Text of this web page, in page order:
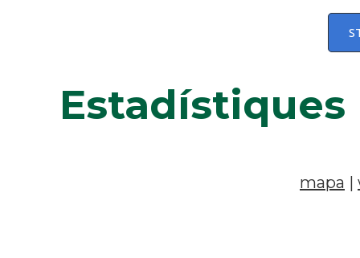
Estadístiques
mapa |